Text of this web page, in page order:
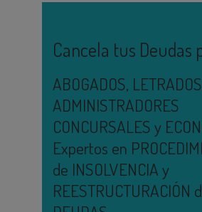
Cancela tus Deudas
ABOGADOS,
ADMINISTRADORES
CONCURSALES y
Expertos en
de INSOLVENCIA y
REESTRUCTURACIÓN